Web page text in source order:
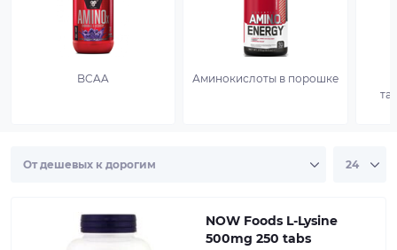
BCAA Аминокислоты в порошке
NOW Foods L-Lysine
500mg 250 tabs